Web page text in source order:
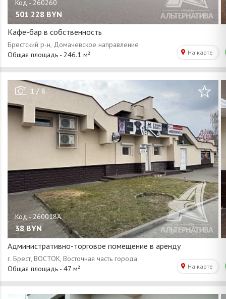
501 228 BYN
Кафе-бар в собственность
1 / 8
38 BYN
Административно-торговое помещение в аренду